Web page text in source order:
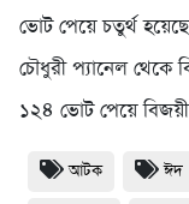
ভোট পেয়ে চতুর্থ
চৌধুরী প্যানেল থেকে
১২৪ ভোট পেয়ে
আটক ঈদ